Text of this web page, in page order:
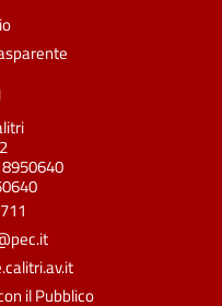
il Pubblico